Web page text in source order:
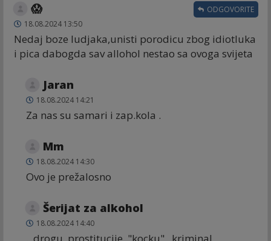
😱
18.08.2024 13:50
Nedaj boze ludjaka,unisti porodicu zbog idiotluka
i pica dabogda sav allohol nestao sa ovoga svijeta
ODGOVORITE
Jaran
18.08.2024 14:21
Za nas su samari i zap.kola .
Mm
18.08.2024 14:30
Ovo je prežalosno
Šerijat za alkohol
18.08.2024 14:40
...drogu, prostitucije, "kocku" , kriminal